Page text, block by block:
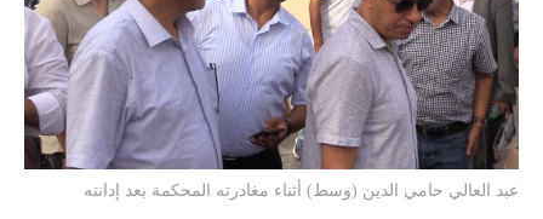
عبد العالي حامي الدين (وسط) أثناء مغادرته المحكمة بعد إدانته